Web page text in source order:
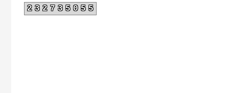
232735055